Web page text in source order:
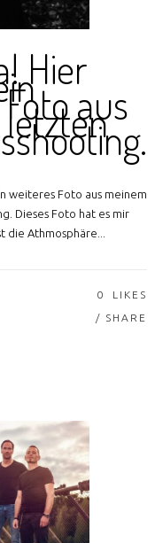
Hier
aus
weiteres Foto aus meinem
Dieses Foto hat es mir
die Athmosphäre...
0
LIKES
SHARE